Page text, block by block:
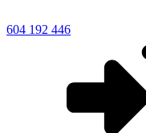
604 192 446